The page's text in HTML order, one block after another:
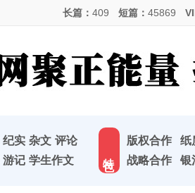
长篇： 409 短篇： 45869
纪实 杂文 评论
游记 学生作文
版权合作
纸
战略合作
银